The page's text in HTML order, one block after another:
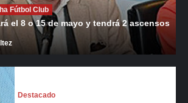
Fútbol Club
el 8 o 15 de mayo y tendrá 2 ascensos
Destacado